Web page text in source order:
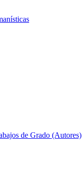
de Grado (Autores)